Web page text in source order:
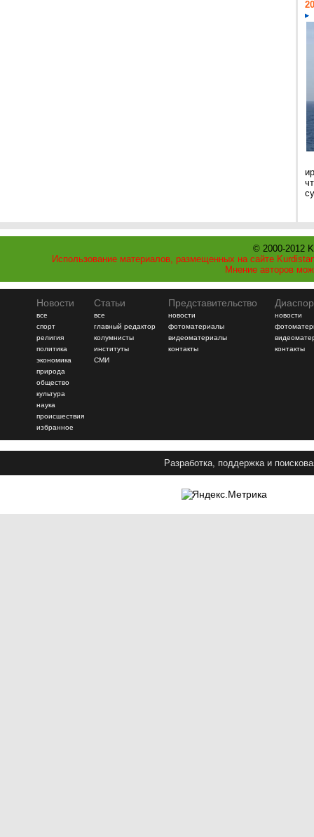
© 2000-2012
Использование материалов, размещенных на сайте
Мнение авторов
Новости
все
спорт
религия
политика
экономика
природа
общество
культура
наука
происшествия
избранное
Статьи
все
главный редактор
колумнисты
институты
СМИ
Представительство
новости
фотоматериалы
видеоматериалы
контакты
новости
контакты
Разработка, поддержка и